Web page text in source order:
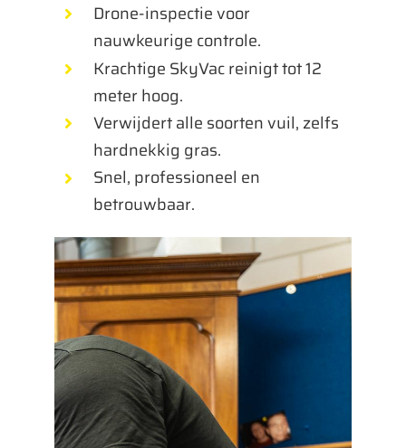
Drone-inspectie voor
nauwkeurige controle.
Krachtige SkyVac reinigt tot 12
meter hoog.
Verwijdert alle soorten vuil, zelfs
hardnekkig gras.
Snel, professioneel en
betrouwbaar.